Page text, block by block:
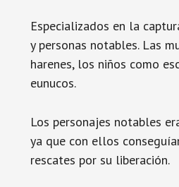
Especializados en la
y personas notables. Las
harenes, los niños como
eunucos.
Los personajes notables
ya que con ellos
rescates por su liberación.